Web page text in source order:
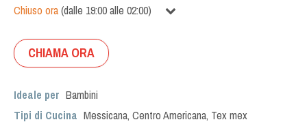
Chiuso ora(dalle 19:00alle 02:00)
CHIAMA ORA
Ideale per Bambini
Tipi di Cucina Messicana, Centro Americana, Tex mex